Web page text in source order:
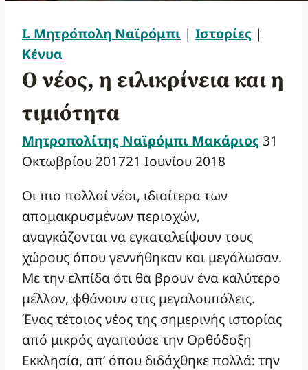
Ι. Μητρόπολη Ναϊρόμπι | Ιστορίες |
Κένυα
Ο νέος, η ειλικρίνεια και η
τιμιότητα
Μητροπολίτης Ναϊρόμπι Μακάριος 31
Οκτωβρίου 201721 Ιουνίου 2018
Οι πιο πολλοί νέοι, ιδιαίτερα των
απομακρυσμένων περιοχών,
αναγκάζονται να εγκαταλείψουν τους
χώρους όπου γεννήθηκαν και μεγάλωσαν.
Με την ελπίδα ότι θα βρουν ένα καλύτερο
μέλλον, φθάνουν στις μεγαλουπόλεις.
Ένας τέτοιος νέος της σημερινής ιστορίας
από μικρός αγαπούσε την Ορθόδοξη
Εκκλησία, απ’ όπου διδάχθηκε πολλά: την